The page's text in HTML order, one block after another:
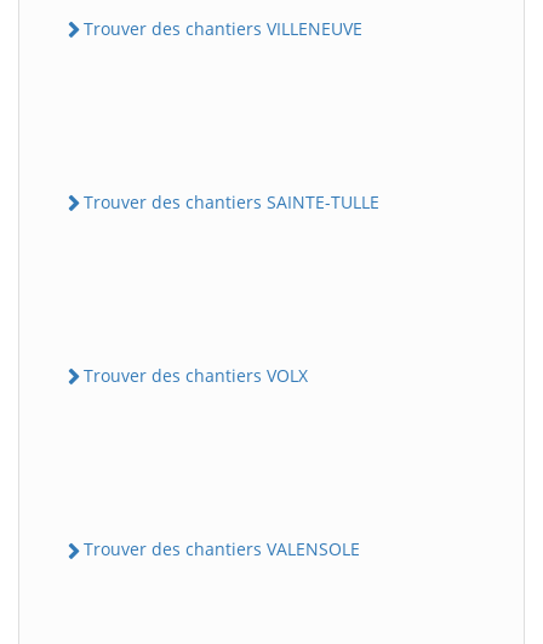
Trouver des chantiers VILLENEUVE
Trouver des chantiers SAINTE-TULLE
Trouver des chantiers VOLX
Trouver des chantiers VALENSOLE